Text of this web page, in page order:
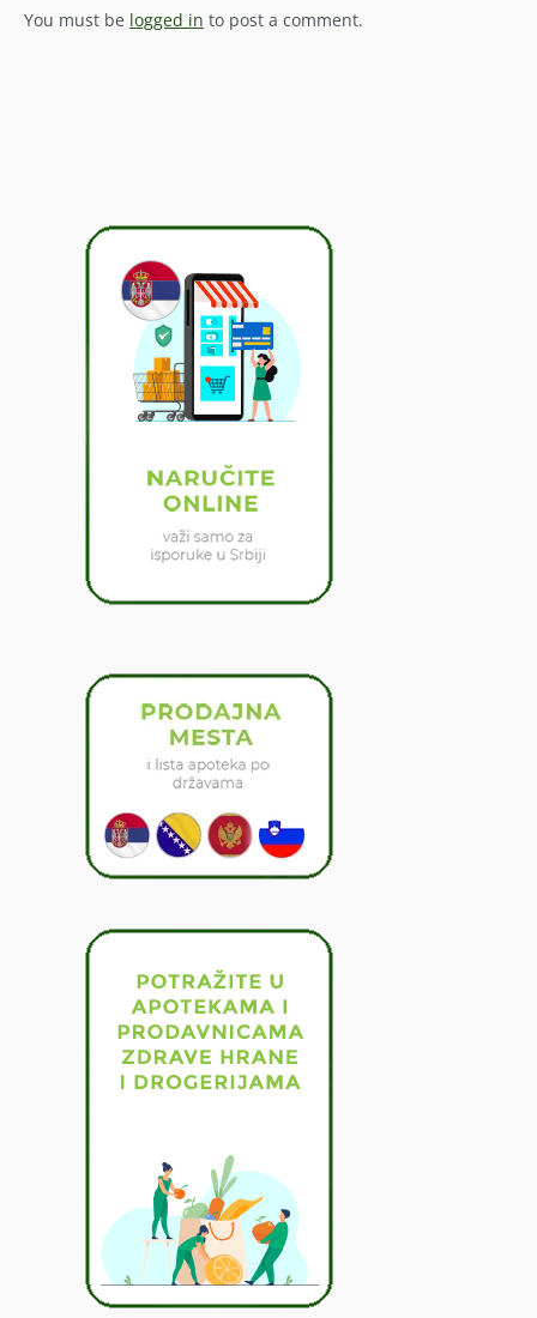
You must be logged in to post a comment.